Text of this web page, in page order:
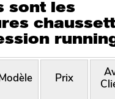
sont les
Prix